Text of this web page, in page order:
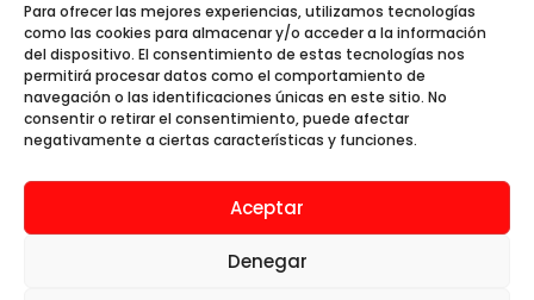
Para ofrecer las mejores experiencias, utilizamos tecnologías
como las cookies para almacenar y/o acceder a la información
del dispositivo. El consentimiento de estas tecnologías nos
permitirá procesar datos como el comportamiento de
navegación o las identificaciones únicas en este sitio. No
consentir o retirar el consentimiento, puede afectar
negativamente a ciertas características y funciones.
Aceptar
Denegar
Web premiada con el Premio Internacional OX
Aura Creativa SAC © 2019 - 2025. Todos los
derechos reservados.